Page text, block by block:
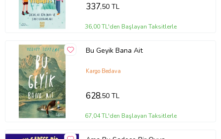
337,50 TL
36,00 TL'den Başlayan Taksitlerle
Bu Geyik Bana Ait
Kargo Bedava
628,50 TL
67,04 TL'den Başlayan Taksitlerle